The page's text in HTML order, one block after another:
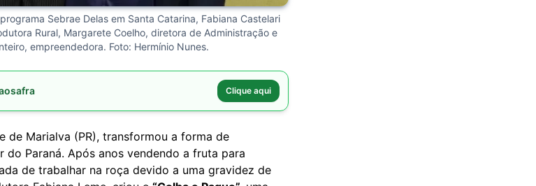
Sebrae Delas em Santa Catarina, Fabiana Castelari
Rural, Margarete Coelho, diretora de Administração e
empreendedora. Foto: Hermínio Nunes.
Clique aqui
de Marialva (PR), transformou a forma de
do Paraná. Após anos vendendo a fruta para
de trabalhar na roça devido a uma gravidez de